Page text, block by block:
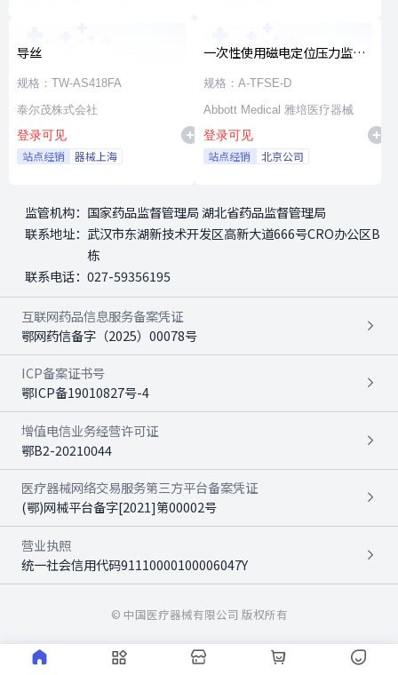
导丝
规格：TW-AS418FA
泰尔茂株式会社
登录可见
站点经销 器械上海
一次性使用磁电定位压力监测
射频消融导管
规格：A-TFSE-D
Abbott Medical 雅培医疗器械
登录可见
站点经销 北京公司
监管机构： 国家药品监督管理局 湖北省药品监督管理局
联系地址： 武汉市东湖新技术开发区高新大道666号CRO办公区B
栋
联系电话： 027-59356195
互联网药品信息服务备案凭证
鄂网药信备字（2025）00078号
ICP备案证书号
鄂ICP备19010827号-4
增值电信业务经营许可证
鄂B2-20210044
医疗器械网络交易服务第三方平台备案凭证
(鄂)网械平台备字[2021]第00002号
营业执照
统一社会信用代码91110000100006047Y
© 中国医疗器械有限公司 版权所有